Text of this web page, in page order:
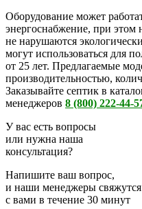
Оборудование может
энергоснабжение, при этом
не нарушаются
могут использоваться для
от 25 лет. Предлагаемые
производительностью,
Заказывайте септик в
менеджеров 8 (800) 222-44-
У вас есть вопросы
или нужна наша
консультация?
Напишите ваш вопрос,
и наши менеджеры свяжутся
с вами в течение 30 минут